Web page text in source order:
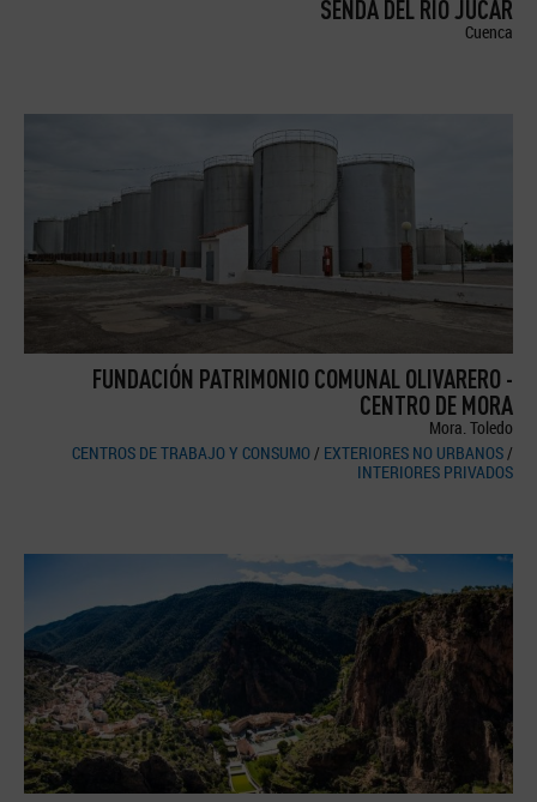
SENDA DEL RÍO JÚCAR
Cuenca
FUNDACIÓN PATRIMONIO COMUNAL OLIVARERO -
CENTRO DE MORA
Mora. Toledo
CENTROS DE TRABAJO Y CONSUMO / EXTERIORES NO URBANOS/
INTERIORES PRIVADOS